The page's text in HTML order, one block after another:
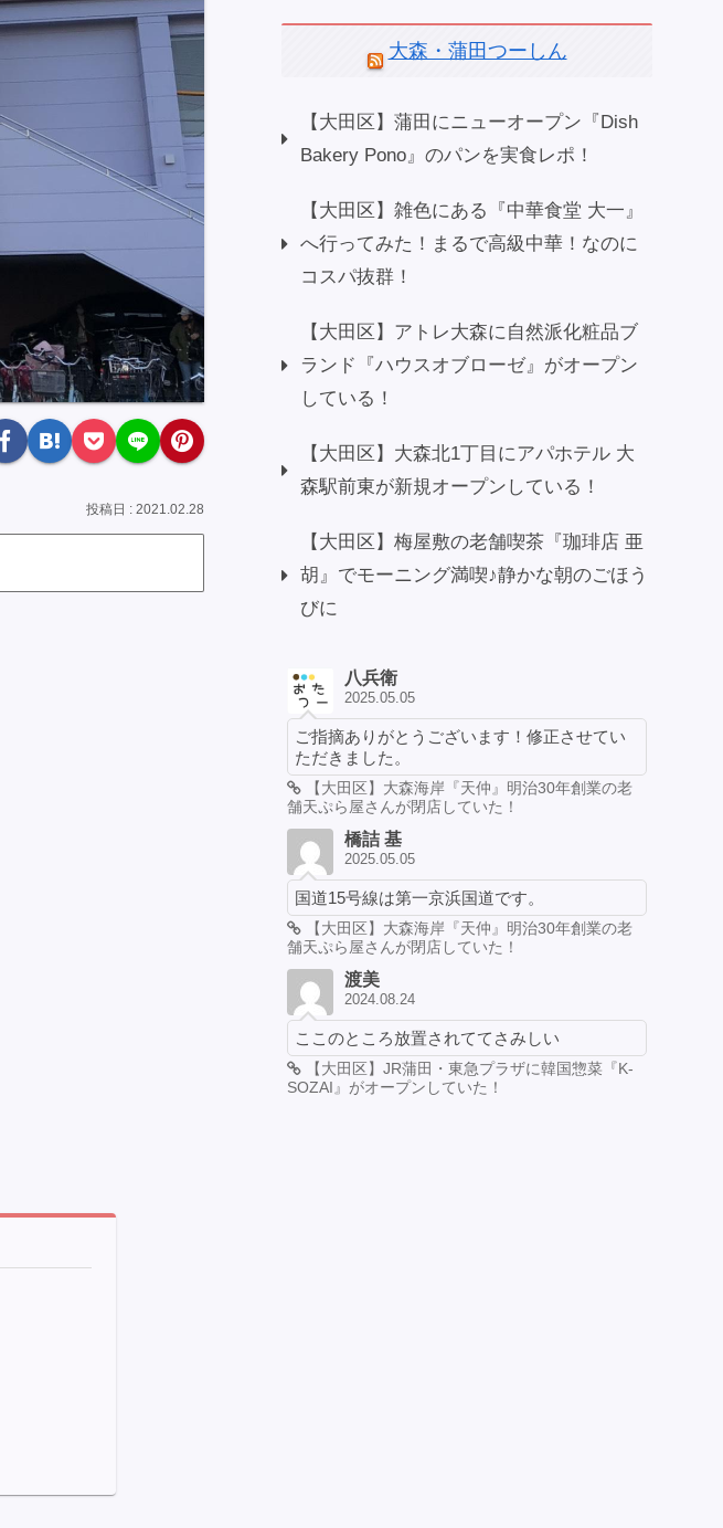
2021.02.28
大森・蒲田つーしん
【大田区】蒲田にニューオープン『Dish
Bakery Pono』のパンを実食レポ！
【大田区】雑色にある『中華食堂 大一』
へ行ってみた！まるで高級中華！なのに
コスパ抜群！
【大田区】アトレ大森に自然派化粧品ブ
ランド『ハウスオブローゼ』がオープン
している！
【大田区】大森北1丁目にアパホテル 大
森駅前東が新規オープンしている！
【大田区】梅屋敷の老舗喫茶『珈琲店 亜
胡』でモーニング満喫♪静かな朝のごほう
びに
八兵衛
2025.05.05
ご指摘ありがとうございます！修正させてい
ただきました。
【大田区】大森海岸『天仲』明治30年創業の老
舗天ぷら屋さんが閉店していた！
橋詰 基
2025.05.05
国道15号線は第一京浜国道です。
【大田区】大森海岸『天仲』明治30年創業の老
舗天ぷら屋さんが閉店していた！
渡美
2024.08.24
ここのところ放置されててさみしい
【大田区】JR蒲田・東急プラザに韓国惣菜『K-
SOZAI』がオープンしていた！